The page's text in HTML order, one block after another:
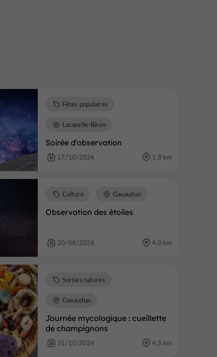
Soirée d'observation
Fêtes populaires
Lacapelle-Biron
17/10/2026 1,8 km
Observation des étoiles
Culture Gavaudun
20/08/2026 4,0 km
Journée mycologique : cueillette
de champignons
Sorties natures
Gavaudun
31/10/2026 4,5 km